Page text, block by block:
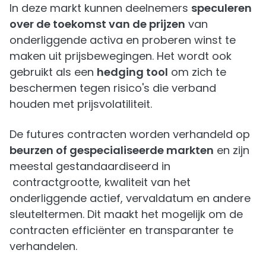
In deze markt kunnen deelnemers speculeren
over de toekomst van de prijzen van
onderliggende activa en proberen winst te
maken uit prijsbewegingen. Het wordt ook
gebruikt als een hedging tool om zich te
beschermen tegen risico's die verband
houden met prijsvolatiliteit.
De futures contracten worden verhandeld op
beurzen of gespecialiseerde markten en zijn
meestal gestandaardiseerd in
contractgrootte, kwaliteit van het
onderliggende actief, vervaldatum en andere
sleuteltermen. Dit maakt het mogelijk om de
contracten efficiënter en transparanter te
verhandelen.